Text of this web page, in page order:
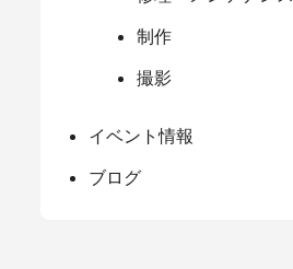
制作
撮影
イベント情報
ブログ